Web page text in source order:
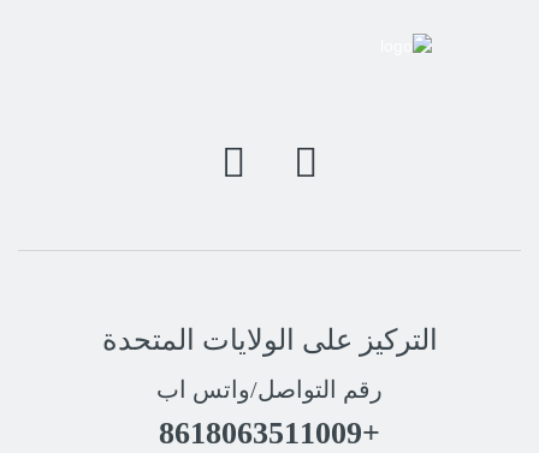
التركيز على الولايات المتحدة
رقم التواصل/واتس اب
+8618063511009